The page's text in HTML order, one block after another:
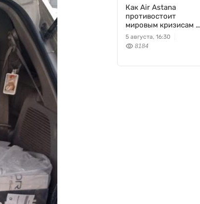
Как Air Astana
противостоит
мировым кризисам в
авиации
5 августа, 16:30
8184